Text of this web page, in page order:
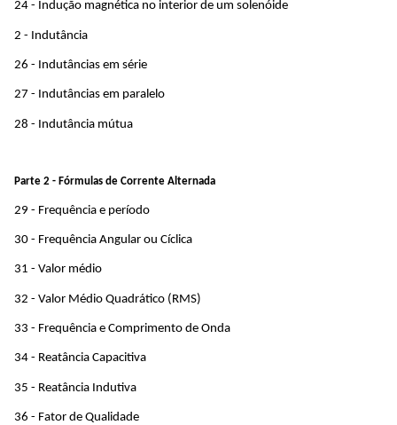
24 - Indução magnética no interior de um solenóide
2 - Indutância
26 - Indutâncias em série
27 - Indutâncias em paralelo
28 - Indutância mútua
Parte 2 - Fórmulas de Corrente Alternada
29 - Frequência e período
30 - Frequência Angular ou Cíclica
31 - Valor médio
32 - Valor Médio Quadrático (RMS)
33 - Frequência e Comprimento de Onda
34 - Reatância Capacitiva
35 - Reatância Indutiva
36 - Fator de Qualidade